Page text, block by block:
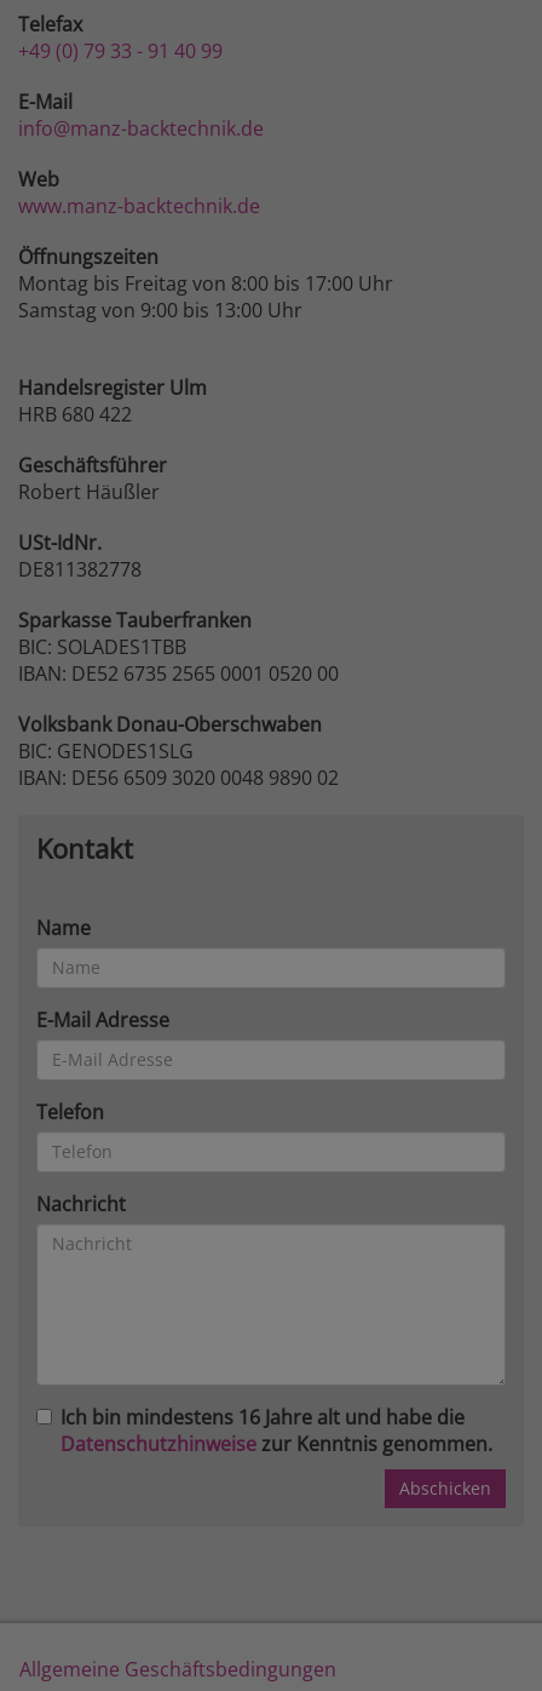
Telefax
+49 (0) 79 33 - 91 40 99
E-Mail
info@manz-backtechnik.de
Web
www.manz-backtechnik.de
Öffnungszeiten
Montag bis Freitag von 8:00 bis 17:00 Uhr
Samstag von 9:00 bis 13:00 Uhr
Handelsregister Ulm
HRB 680 422
Geschäftsführer
Robert Häußler
USt-IdNr.
DE811382778
SparkasseTauberfranken
BIC: SOLADES1TBB
IBAN: DE52 6735 2565 0001 0520 00
VolksbankDonau-Oberschwaben
BIC: GENODES1SLG
IBAN: DE56 6509 3020 0048 9890 02
Kontakt
Name
E-Mail Adresse
Telefon
Nachricht
Ich bin mindestens 16 Jahre alt und habe die
Datenschutzhinweisezur Kenntnis genommen.
Allgemeine Geschäftsbedingungen